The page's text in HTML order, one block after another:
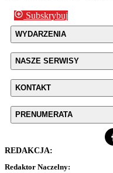
Subskrybuj
WYDARZENIA
NASZE SERWISY
KONTAKT
PRENUMERATA
REDAKCJA:
Redaktor Naczelny: